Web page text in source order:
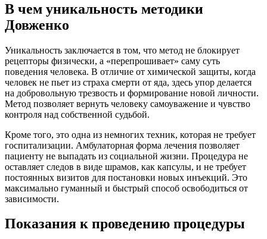
В чем уникальность методики
Довженко
Уникальность заключается в том, что метод не блокирует
рецепторы физически, а «перепрошивает» саму суть
поведения человека. В отличие от химической защиты, когда
человек не пьет из страха смерти от яда, здесь упор делается
на добровольную трезвость и формирование новой личности.
Метод позволяет вернуть человеку самоуважение и чувство
контроля над собственной судьбой.
Кроме того, это одна из немногих техник, которая не требует
госпитализации. Амбулаторная форма лечения позволяет
пациенту не выпадать из социальной жизни. Процедура не
оставляет следов в виде шрамов, как капсулы, и не требует
постоянных визитов для постановки новых инъекций. Это
максимально гуманный и быстрый способ освободиться от
зависимости.
Показания к проведению процедуры